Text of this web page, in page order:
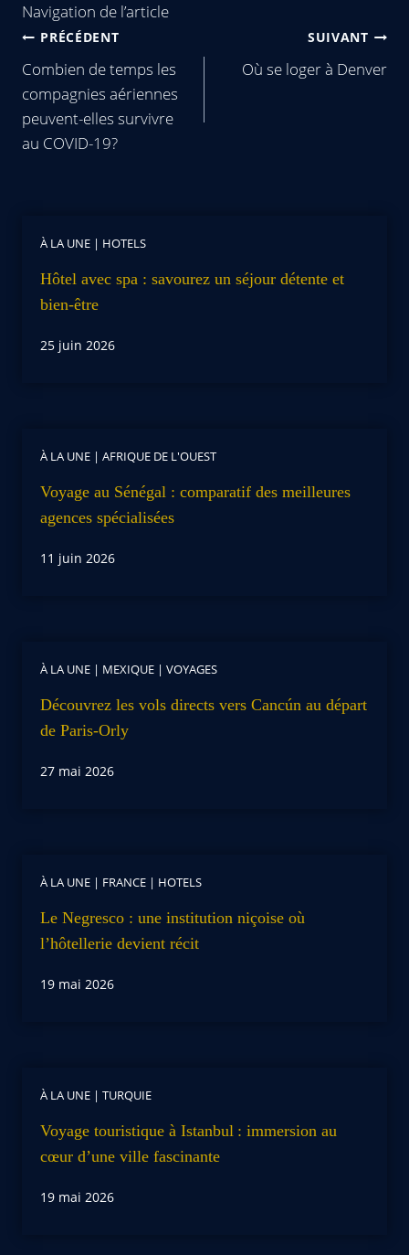
Navigation de l’article
PRÉCÉDENT
Combien de temps les
compagnies aériennes
peuvent-elles survivre
au COVID-19?
SUIVANT
Où se loger à Denver
À LA UNE | HOTELS
Hôtel avec spa : savourez un séjour détente et
bien-être
25 juin 2026
À LA UNE | AFRIQUE DE L'OUEST
Voyage au Sénégal : comparatif des meilleures
agences spécialisées
11 juin 2026
À LA UNE | MEXIQUE | VOYAGES
Découvrez les vols directs vers Cancún au départ
de Paris-Orly
27 mai 2026
À LA UNE | FRANCE | HOTELS
Le Negresco : une institution niçoise où
l’hôtellerie devient récit
19 mai 2026
À LA UNE | TURQUIE
Voyage touristique à Istanbul : immersion au
cœur d’une ville fascinante
19 mai 2026